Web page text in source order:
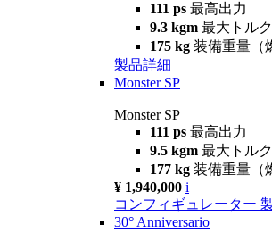
111 ps 最高出力
9.3 kgm 最大トルク
175 kg 装備重量（
製品詳細
Monster SP
Monster SP
111 ps 最高出力
9.5 kgm 最大トルク
177 kg 装備重量（
¥ 1,940,000 i
コンフィギュレーター
30° Anniversario